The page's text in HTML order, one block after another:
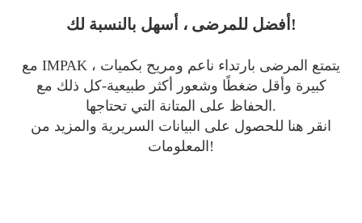
أفضل للمرضى ، أسهل بالنسبة لك!
مع IMPAK ، يتمتع المرضى بارتداء ناعم ومريح بكميات
كبيرة وأقل ضغطًا وشعور أكثر طبيعية-كل ذلك مع
الحفاظ على المتانة التي تحتاجها.
انقر هنا للحصول على البيانات السريرية والمزيد من
المعلومات!